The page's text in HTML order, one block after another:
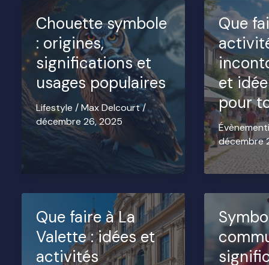
Chouette symbole
: origines,
significations et
usages populaires
Lifestyle /Max Delcourt/
décembre 26, 2025
Que
et
pour
décembre
Que faire à La
Valette : idées et
activités